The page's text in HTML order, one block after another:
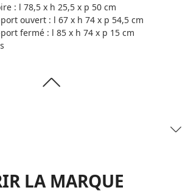
: l 78,5 x h 25,5 x p 50 cm
ouvert : l 67 x h 74 x p 54,5 cm
fermé : l 85 x h 74 x p 15 cm
LA MARQUE